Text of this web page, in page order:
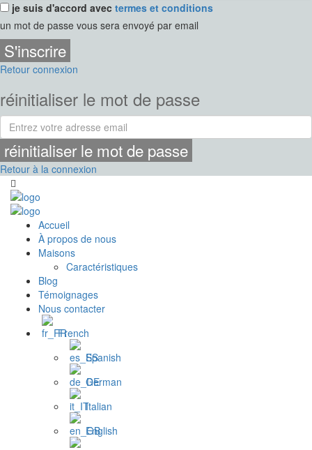
je suis d'accord avec termes et conditions
un mot de passe vous sera envoyé par email
S'inscrire
Retour connexion
réinitialiser le mot de passe
réinitialiser le mot de passe
Retour à la connexion
Accueil
À propos de nous
Maisons
Caractéristiques
Blog
Témoignages
Nous contacter
French
Spanish
German
Italian
English